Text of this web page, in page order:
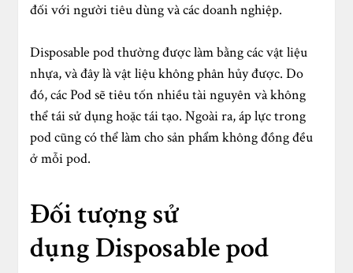
đối với người tiêu dùng và các doanh nghiệp.
Disposable pod thường được làm bằng các vật liệu
nhựa, và đây là vật liệu không phân hủy được. Do
đó, các Pod sẽ tiêu tốn nhiều tài nguyên và không
thể tái sử dụng hoặc tái tạo. Ngoài ra, áp lực trong
pod cũng có thể làm cho sản phẩm không đồng đều
ở mỗi pod.
Đối tượng sử
dụngDisposable pod